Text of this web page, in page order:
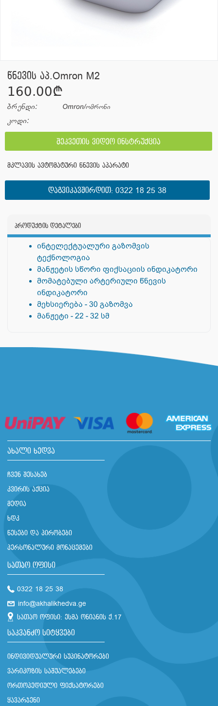
წნევის აპ.Omron M2
160.00¢
ბრენდი: Omron/ომრონი
კოდი:
შეკვეთის ვიდეო ინსტრუქცია
მკლავის ავტომატური წნევის აპარატი
ᲓᲐᲒᲕᲘᲙᲐᲕᲨᲘᲠᲓᲘᲗ:0322 18 25 38
პროდუქტის დეტალები
ინტელექტუალური გაზომვის
ტექნოლოგია
მანჟეტის სწორი ფიქსაციის ინდიკატორი
მომატებული არტერიული წნევის
ინდიკატორი
მეხსიერება - 30 გაზომვა
მანჟეტი - 22 - 32 სმ
ახალი ხედვა
ჩვენ შესახებ
კვირის აქცია
მედია
ხდკ
წესები და პირობები
პერსონალური მონაცემები
სათაო ოფისი
0322 18 25 38
info@akhalikhedva.ge
სათაო ოფისი: ესმა ონიანის ქ.17
საკვანძო სიტყვები
ინდივიდუალური სუპინატორები
ვარიკოზის საშუალებები
ორთოპედიული ფიქსატორები
ყავარჯენი